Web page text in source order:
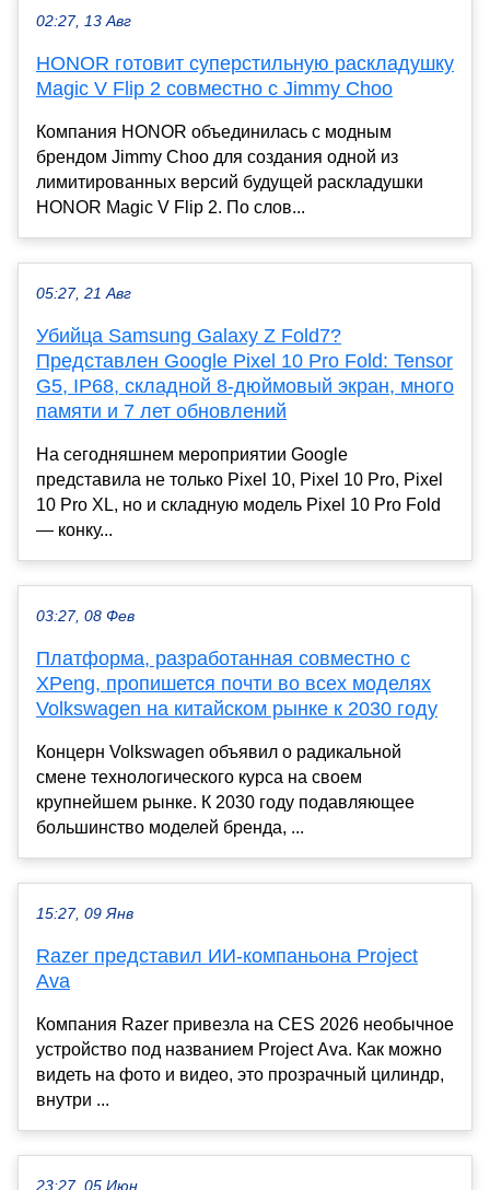
02:27, 13 Авг
HONOR готовит суперстильную раскладушку
Magic V Flip 2 совместно с Jimmy Choo
Компания HONOR объединилась с модным
брендом Jimmy Choo для создания одной из
лимитированных версий будущей раскладушки
HONOR Magic V Flip 2. По слов...
05:27, 21 Авг
Убийца Samsung Galaxy Z Fold7?
Представлен Google Pixel 10 Pro Fold: Tensor
G5, IP68, складной 8-дюймовый экран, много
памяти и 7 лет обновлений
На сегодняшнем мероприятии Google
представила не только Pixel 10, Pixel 10 Pro, Pixel
10 Pro XL, но и складную модель Pixel 10 Pro Fold
— конку...
03:27, 08 Фев
Платформа, разработанная совместно с
XPeng, пропишется почти во всех моделях
Volkswagen на китайском рынке к 2030 году
Концерн Volkswagen объявил о радикальной
смене технологического курса на своем
крупнейшем рынке. К 2030 году подавляющее
большинство моделей бренда, ...
15:27, 09 Янв
Razer представил ИИ-компаньона Project
Ava
Компания Razer привезла на CES 2026 необычное
устройство под названием Project Ava. Как можно
видеть на фото и видео, это прозрачный цилиндр,
внутри ...
23:27, 05 Июн